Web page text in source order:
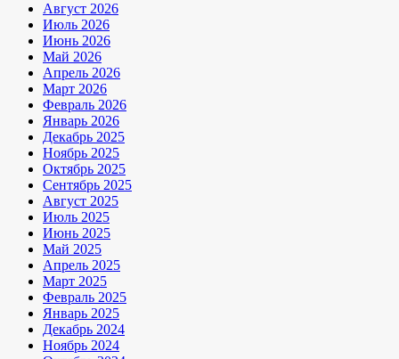
Август 2026
Июль 2026
Июнь 2026
Май 2026
Апрель 2026
Март 2026
Февраль 2026
Январь 2026
Декабрь 2025
Ноябрь 2025
Октябрь 2025
Сентябрь 2025
Август 2025
Июль 2025
Июнь 2025
Май 2025
Апрель 2025
Март 2025
Февраль 2025
Январь 2025
Декабрь 2024
Ноябрь 2024